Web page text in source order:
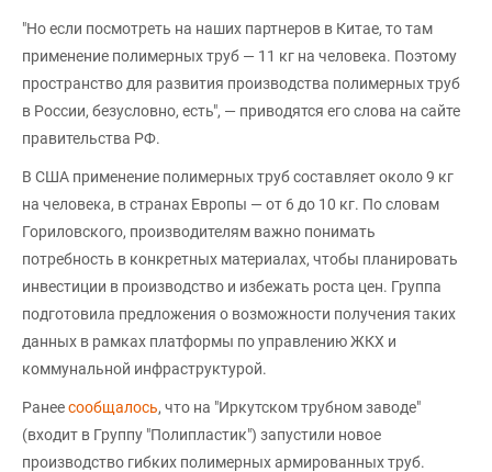
"Но если посмотреть на наших партнеров в Китае, то там
применение полимерных труб — 11 кг на человека. Поэтому
пространство для развития производства полимерных труб
в России, безусловно, есть", — приводятся его слова на сайте
правительства РФ.
В США применение полимерных труб составляет около 9 кг
на человека, в странах Европы — от 6 до 10 кг. По словам
Гориловского, производителям важно понимать
потребность в конкретных материалах, чтобы планировать
инвестиции в производство и избежать роста цен. Группа
подготовила предложения о возможности получения таких
данных в рамках платформы по управлению ЖКХ и
коммунальной инфраструктурой.
Ранеесообщалось, что на "Иркутском трубном заводе"
(входит в Группу "Полипластик") запустили новое
производство гибких полимерных армированных труб.